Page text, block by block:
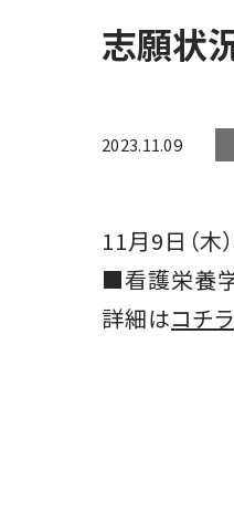
志願状
2023.11.09
11月9日（木
■看護栄養
詳細はコチラ